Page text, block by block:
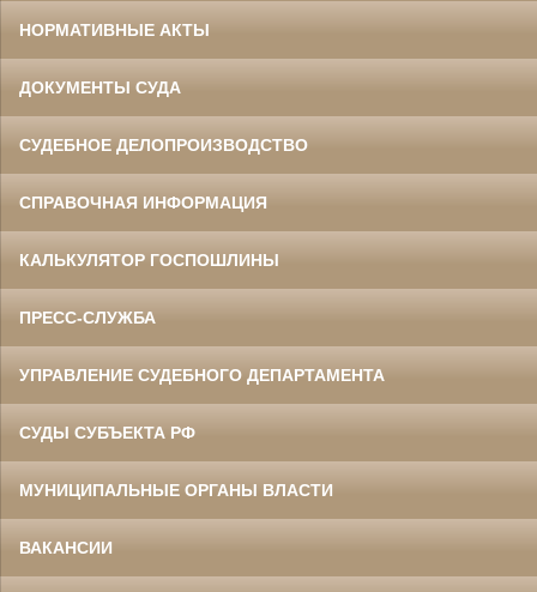
НОРМАТИВНЫЕ АКТЫ
ДОКУМЕНТЫ СУДА
СУДЕБНОЕ ДЕЛОПРОИЗВОДСТВО
СПРАВОЧНАЯ ИНФОРМАЦИЯ
КАЛЬКУЛЯТОР ГОСПОШЛИНЫ
ПРЕСС-СЛУЖБА
УПРАВЛЕНИЕ СУДЕБНОГО ДЕПАРТАМЕНТА
СУДЫ СУБЪЕКТА РФ
МУНИЦИПАЛЬНЫЕ ОРГАНЫ ВЛАСТИ
ВАКАНСИИ